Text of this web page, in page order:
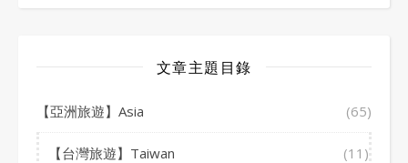
文章主題目錄
【亞洲旅遊】Asia (65)
【台灣旅遊】Taiwan (11)